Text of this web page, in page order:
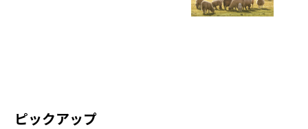
ピックアップ